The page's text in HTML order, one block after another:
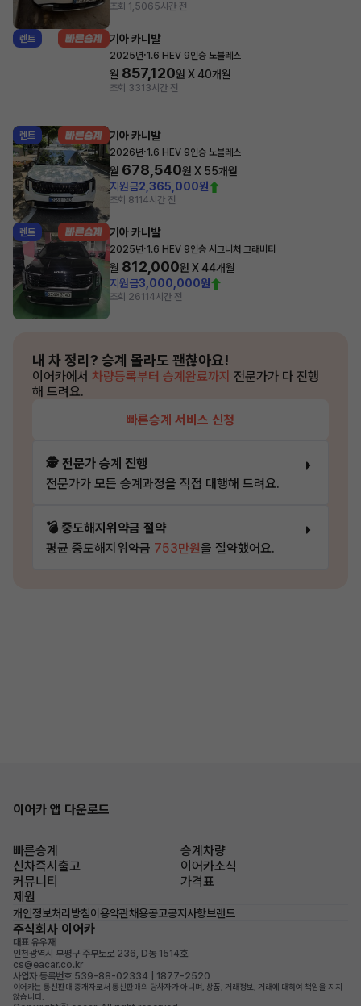
조회 1,5065시간 전
렌트 기아 카니발
2025년·1.6 HEV 9인승 노블레스
월 857,120원 X40개월
조회 3313시간 전
렌트 기아 카니발
2026년·1.6 HEV 9인승 노블레스
월 678,540원 X 55개월
지원금2,365,000원
조회 81 14시간 전
렌트 기아 카니발
2025년·1.6 HEV 9인승 시그니처 그래비티
월 812,000원 X44개월
지원금3,000,000원
조회 261 14시간 전
내 차 정리? 승계 몰라도 괜찮아요!
이어카에서 차량등록부터 승계완료까지 전문가가 다 진행
해 드려요.
빠른승계 서비스 신청
🕵️ 전문가 승계 진행
전문가가 모든 승계과정을 직접 대행해 드려요.
💣 중도해지위약금 절약
평균 중도해지위약금 753만원을 절약했어요.
이어카 앱 다운로드
빠른승계
승계차량
신차즉시출고
이어카소식
커뮤니티
가격표
제원
개인정보처리방침이용약관채용공고공지사항브랜드
주식회사 이어카
대표 유우재
인천광역시 부평구 주부토로 236, D동 1514호
cs@eacar.co.kr
사업자 등록번호 539-88-02334 | 1877-2520
이어카는 통신판매 중개자로서 통신판매의 당사자가 아니며, 상품, 거래정보, 거래에 대하여 책임을 지지
않습니다.